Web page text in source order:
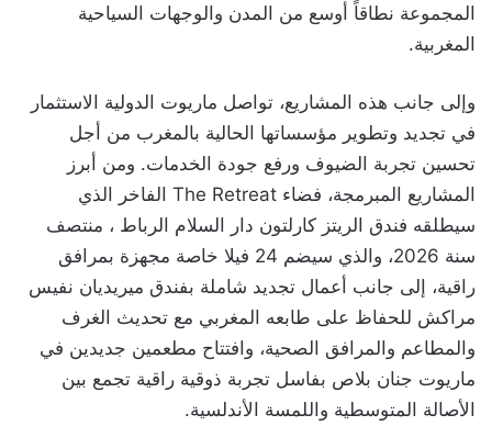
المجموعة نطاقاً أوسع من المدن والوجهات السياحية
المغربية.
وإلى جانب هذه المشاريع، تواصل ماريوت الدولية الاستثمار
في تجديد وتطوير مؤسساتها الحالية بالمغرب من أجل
تحسين تجربة الضيوف ورفع جودة الخدمات. ومن أبرز
المشاريع المبرمجة، فضاء The Retreat الفاخر الذي
سيطلقه فندق الريتز كارلتون دار السلام الرباط ، منتصف
سنة 2026، والذي سيضم 24 فيلا خاصة مجهزة بمرافق
راقية، إلى جانب أعمال تجديد شاملة بفندق ميريديان نفيس
مراكش للحفاظ على طابعه المغربي مع تحديث الغرف
والمطاعم والمرافق الصحية، وافتتاح مطعمين جديدين في
ماريوت جنان بلاص بفاسل تجربة ذوقية راقية تجمع بين
الأصالة المتوسطية واللمسة الأندلسية.